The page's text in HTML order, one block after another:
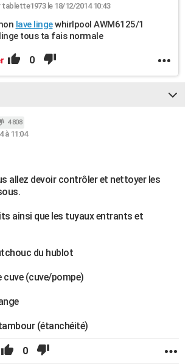
le 18/12/2014 10:43
lave lingewhirlpool AWM6125/1
tous ta fais normale
0
4 808
à 11:04
allez devoir contrôler et nettoyer les
ainsi que les tuyaux entrants et
du hublot
cuve (cuve/pompe)
(étanchéité)
0